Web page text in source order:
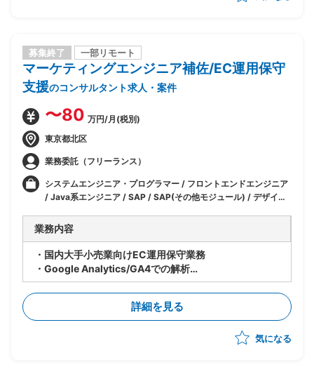
募集終了 一部リモート
マーケティングエンジニア補佐/EC運用保守
支援のコンサルタント求人・案件
〜80 万円/月(税別)
東京都北区
業務委託（フリーランス）
システムエンジニア・プログラマー / フロントエンドエンジニア
/ Java系エンジニア / SAP / SAP(その他モジュール) / デザイナ
ーケティング / Webディレクター / マーケティング
業務内容
・国内大手小売業向けEC運用保守業務
・Google Analytics/GA4での解析
・GTM/GA/UA設定ディレクション
・エンジニアとしてリーダーの補佐業務
詳細を見る
気になる